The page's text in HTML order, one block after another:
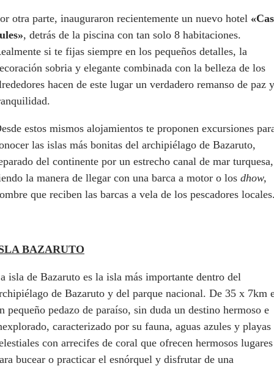
otra parte, inauguraron recientemente un nuevo hotel
, detrás de la piscina con tan solo 8 habitaciones.
si te fijas siempre en los pequeños detalles, la
sobria y elegante combinada con la belleza de los
hacen de este lugar un verdadero remanso de paz y
estos mismos alojamientos te proponen excursiones
las islas más bonitas del archipiélago de Bazaruto,
del continente por un estrecho canal de mar turquesa,
la manera de llegar con una barca a motor o los dhow,
que reciben las barcas a vela de los pescadores
BAZARUTO
isla de Bazaruto es la isla más importante dentro del
de Bazaruto y del parque nacional. De 35 x 7km
pequeño pedazo de paraíso, sin duda un destino hermoso e
caracterizado por su fauna, aguas azules y playas
con arrecifes de coral que ofrecen hermosos lugares
bucear o practicar el esnórquel y disfrutar de una